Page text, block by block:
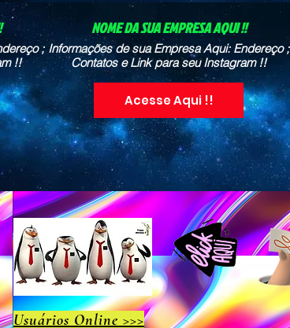
;
!!
NOME DA SUA EMPRESA AQUI !!
Informações de sua Empresa Aqui: Endereço ;
Contatos e Link para seu Instagram !!
Acesse Aqui !!
Usuários Online >>>